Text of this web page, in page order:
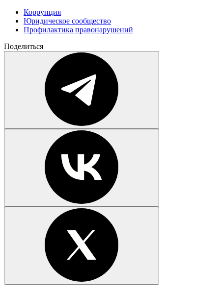
Коррупция
Юридическое сообщество
Профилактика правонарушений
Поделиться